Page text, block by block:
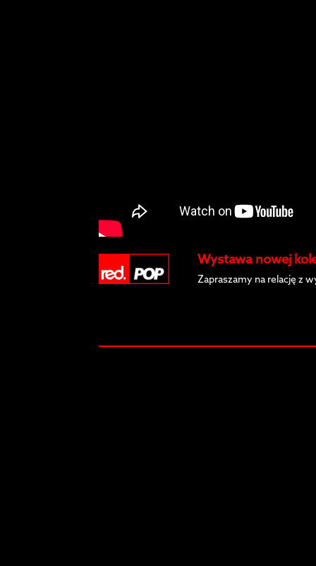
Wystawa nowej
Zapraszamy na relację z